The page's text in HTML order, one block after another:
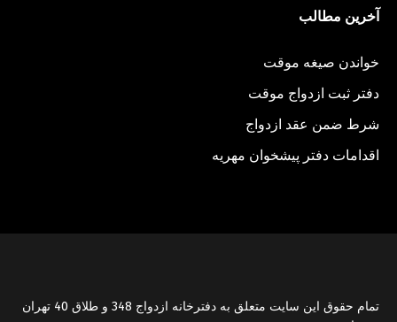
آخرین مطالب
خواندن صیغه موقت
دفتر ثبت ازدواج موقت
شرط ضمن عقد ازدواج
اقدامات دفتر پیشخوان مهریه
تمام حقوق اين سایت متعلق به دفترخانه ازدواج 348 و طلاق 40 تهران